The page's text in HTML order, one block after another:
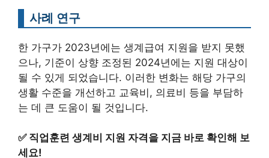
사례 연구
한 가구가 2023년에는 생계급여 지원을 받지 못했
으나, 기준이 상향 조정된 2024년에는 지원 대상이
될 수 있게 되었습니다. 이러한 변화는 해당 가구의
생활 수준을 개선하고 교육비, 의료비 등을 부담하
는 데 큰 도움이 될 것입니다.
✅ 직업훈련 생계비 지원 자격을 지금 바로 확인해 보
세요!